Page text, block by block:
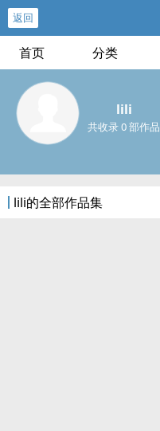
返回
首页 分类
lili
共收录 0 部作品
lili的全部作品集